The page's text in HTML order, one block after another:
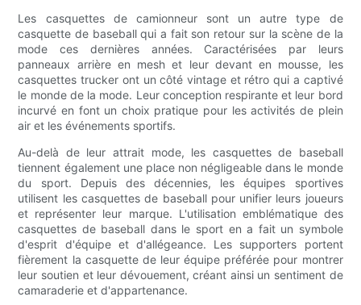
Les casquettes de camionneur sont un autre type de
casquette de baseball qui a fait son retour sur la scène de la
mode ces dernières années. Caractérisées par leurs
panneaux arrière en mesh et leur devant en mousse, les
casquettes trucker ont un côté vintage et rétro qui a captivé
le monde de la mode. Leur conception respirante et leur bord
incurvé en font un choix pratique pour les activités de plein
air et les événements sportifs.
Au-delà de leur attrait mode, les casquettes de baseball
tiennent également une place non négligeable dans le monde
du sport. Depuis des décennies, les équipes sportives
utilisent les casquettes de baseball pour unifier leurs joueurs
et représenter leur marque. L'utilisation emblématique des
casquettes de baseball dans le sport en a fait un symbole
d'esprit d'équipe et d'allégeance. Les supporters portent
fièrement la casquette de leur équipe préférée pour montrer
leur soutien et leur dévouement, créant ainsi un sentiment de
camaraderie et d'appartenance.